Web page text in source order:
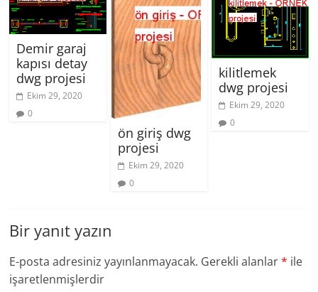
Demir garaj
kapısı detay
dwg projesi
Ekim 29, 2020
0
ön giriş dwg
projesi
Ekim 29, 2020
0
kilitlemek
dwg projesi
Ekim 29, 2020
0
Bir yanıt yazın
E-posta adresiniz yayınlanmayacak. Gerekli alanlar* ile
işaretlenmişlerdir